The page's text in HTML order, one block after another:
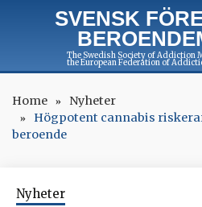
SVENSK
The Swedish Society of Addiction
the European Federation of
Home
Nyheter
Högpotent cannabis
beroende
Nyheter